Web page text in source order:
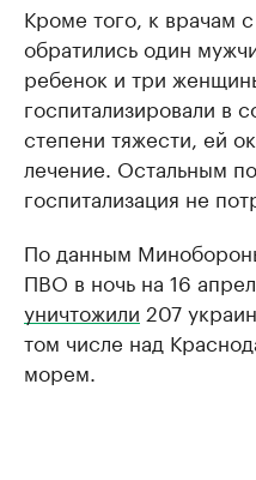
Кроме того, к врачам
обратились один
ребенок и три
госпитализировали в
степени тяжести, ей
лечение. Остальным
госпитализация не
По данным
ПВО в ночь на 16
уничтожили 207
том числе над
морем.